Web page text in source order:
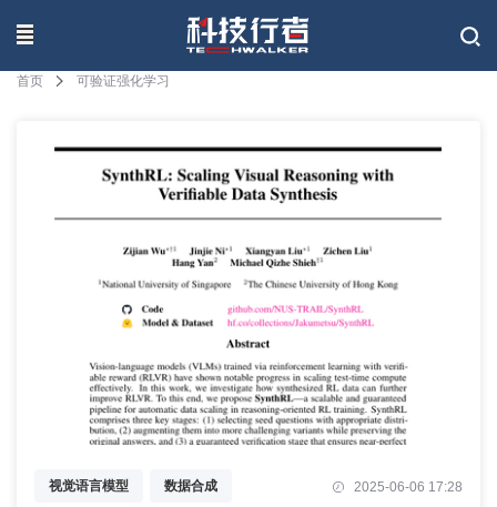
联系我们
首页 可验证强化学习
视觉语言模型 数据合成 2025-06-06 17:28